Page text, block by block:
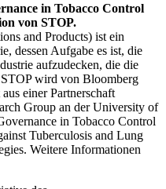
in Tobacco Control
von STOP.
and Products) ist ein
dessen Aufgabe es ist, die
aufzudecken, die die
wird von Bloomberg
einer Partnerschaft
Group an der University of
in Tobacco Control
Tuberculosis and Lung
Weitere Informationen